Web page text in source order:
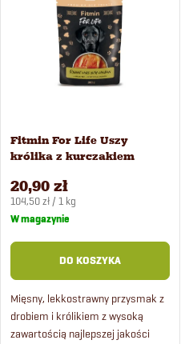
t
ó
w
Fitmin For Life Uszy
królika z kurczakiem
20,90 zł
Cena
jednostkowa:
104,50 zł / 1 kg
W magazynie
DO KOSZYKA
Mięsny, lekkostrawny przysmak z
drobiem i królikiem z wysoką
zawartością najlepszej jakości